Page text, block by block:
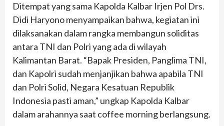
Ditempat yang sama Kapolda Kalbar Irjen Pol Drs.
Didi Haryono menyampaikan bahwa, kegiatan ini
dilaksanakan dalam rangka membangun soliditas
antara TNI dan Polri yang ada di wilayah
Kalimantan Barat. “Bapak Presiden, Panglima TNI,
dan Kapolri sudah menjanjikan bahwa apabila TNI
dan Polri Solid, Negara Kesatuan Republik
Indonesia pasti aman,” ungkap Kapolda Kalbar
dalam arahannya saat coffee morning berlangsung.